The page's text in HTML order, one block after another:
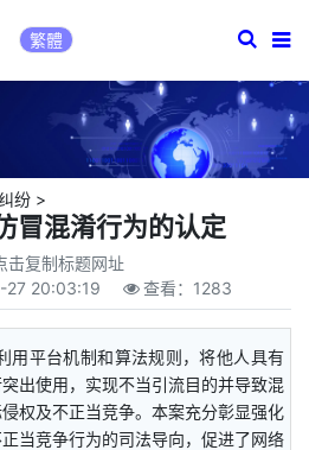
繁體
纷>
冒混淆行为的认定
击复制标题网址
27 20:03:19 查看： 1283
用平台机制和算法规则，将他人具有
出使用，实现不当引流目的并导致混
权及不正当竞争。本案充分彰显强化
当竞争行为的司法导向，促进了网络